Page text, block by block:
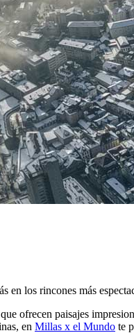
los rincones más
ofrecen paisajes
en Millas x el Mundo te